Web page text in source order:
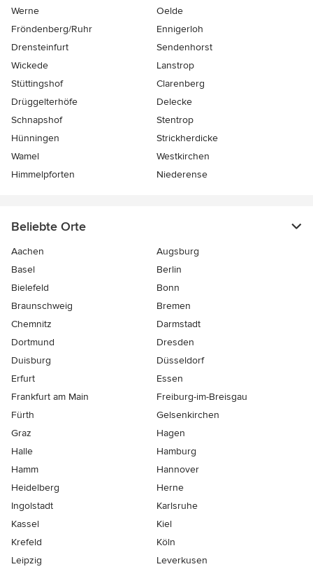
Werne
Oelde
Fröndenberg/Ruhr
Ennigerloh
Drensteinfurt
Sendenhorst
Wickede
Lanstrop
Stüttingshof
Clarenberg
Drüggelterhöfe
Delecke
Schnapshof
Stentrop
Hünningen
Strickherdicke
Wamel
Westkirchen
Himmelpforten
Niederense
Beliebte Orte
Aachen
Augsburg
Basel
Berlin
Bielefeld
Bonn
Braunschweig
Bremen
Chemnitz
Darmstadt
Dortmund
Dresden
Duisburg
Düsseldorf
Erfurt
Essen
Frankfurt am Main
Freiburg-im-Breisgau
Fürth
Gelsenkirchen
Graz
Hagen
Halle
Hamburg
Hamm
Hannover
Heidelberg
Herne
Ingolstadt
Karlsruhe
Kassel
Kiel
Krefeld
Köln
Leipzig
Leverkusen